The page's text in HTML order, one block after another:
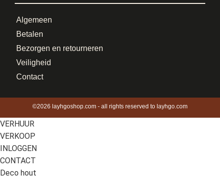
Algemeen
Betalen
Bezorgen en retourneren
Veiligheid
Contact
©2026 layhgoshop.com - all rights reserved to layhgo.com
VERHUUR
VERKOOP
INLOGGEN
CONTACT
Deco hout